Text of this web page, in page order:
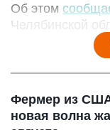
Об этом
Челябинской
Фермер из
новая волна